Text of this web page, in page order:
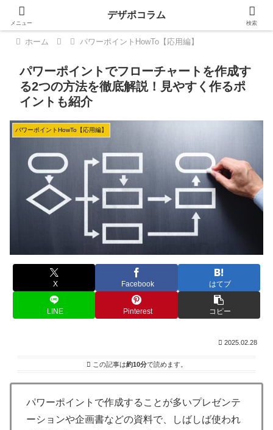
ホーム パワーポイントHowTo【応用編】
パワーポイントでフローチャートを作成す
る2つの方法を徹底解説！見やすく作るポ
イントも紹介
パワーポイントHowTo【応用編】
X Facebook はてブ
LINE Pinterest コピー
2025.02.28
この記事は約10分で読めます。
パワーポイントで作成することが多いプレゼンテ
ーションや企画書などの資料で、しばしば使われ
メニュー
デザポコラム
検索